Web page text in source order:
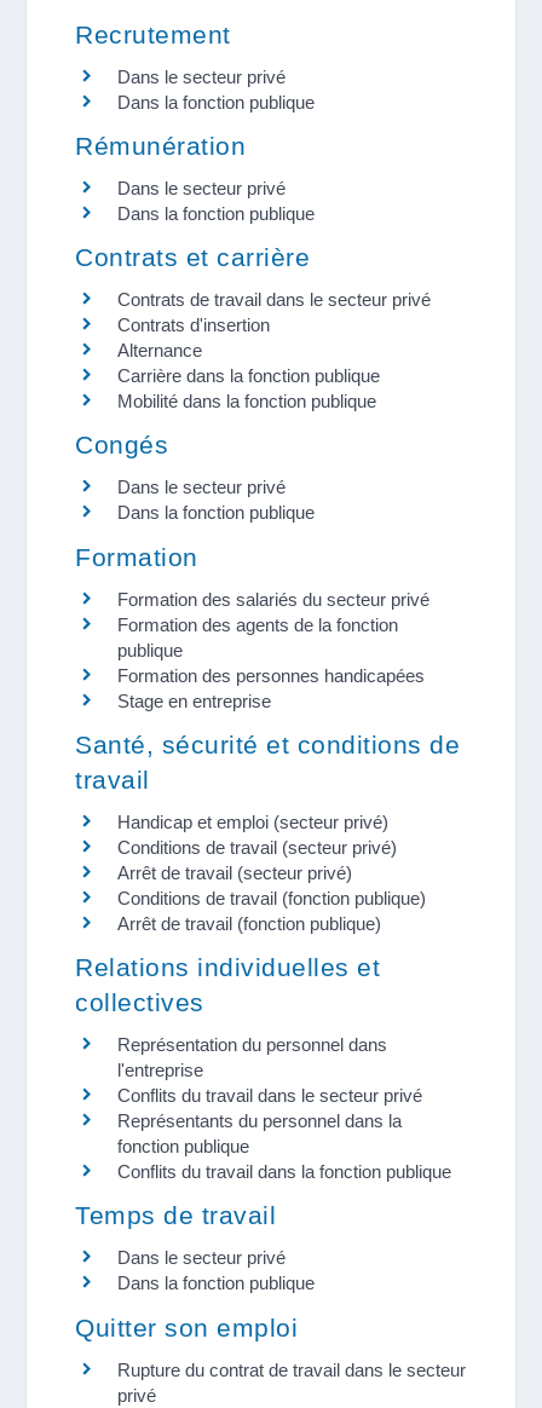
Recrutement
Dans le secteur privé
Dans la fonction publique
Rémunération
Dans le secteur privé
Dans la fonction publique
Contrats et carrière
Contrats de travail dans le secteur privé
Contrats d'insertion
Alternance
Carrière dans la fonction publique
Mobilité dans la fonction publique
Congés
Dans le secteur privé
Dans la fonction publique
Formation
Formation des salariés du secteur privé
Formation des agents de la fonction
publique
Formation des personnes handicapées
Stage en entreprise
Santé, sécurité et conditions de
travail
Handicap et emploi (secteur privé)
Conditions de travail (secteur privé)
Arrêt de travail (secteur privé)
Conditions de travail (fonction publique)
Arrêt de travail (fonction publique)
Relations individuelles et
collectives
Représentation du personnel dans
l'entreprise
Conflits du travail dans le secteur privé
Représentants du personnel dans la
fonction publique
Conflits du travail dans la fonction publique
Temps de travail
Dans le secteur privé
Dans la fonction publique
Quitter son emploi
Rupture du contrat de travail dans le secteur
privé